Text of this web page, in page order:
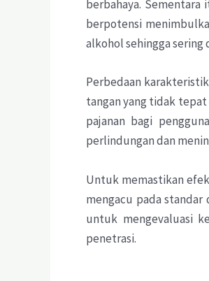
berbahaya.
berpotensi
alkohol sehingga sering
Perbedaan
tangan yang tidak
pajanan bagi
perlindungan dan
Untuk memastikan
mengacu pada standar
untuk mengevaluasi
penetrasi.